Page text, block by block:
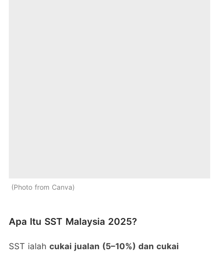
Photo from Canva
Apa Itu SST Malaysia 2025?
SST ialah cukai jualan (5–10%) dan cukai